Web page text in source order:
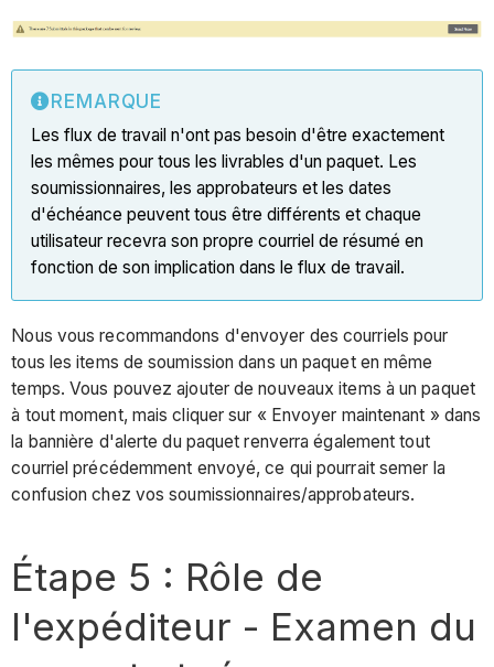
REMARQUE
Les flux de travail n'ont pas besoin d'être exactement
les mêmes pour tous les livrables d'un paquet. Les
soumissionnaires, les approbateurs et les dates
d'échéance peuvent tous être différents et chaque
utilisateur recevra son propre courriel de résumé en
fonction de son implication dans le flux de travail.
Nous vous recommandons d'envoyer des courriels pour
tous les items de soumission dans un paquet en même
temps. Vous pouvez ajouter de nouveaux items à un paquet
à tout moment, mais cliquer sur « Envoyer maintenant » dans
la bannière d'alerte du paquet renverra également tout
courriel précédemment envoyé, ce qui pourrait semer la
confusion chez vos soumissionnaires/approbateurs.
Étape 5 : Rôle de
l'expéditeur - Examen du